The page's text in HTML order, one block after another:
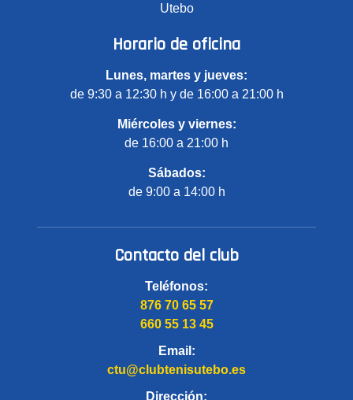
Utebo
Horario de oficina
Lunes, martes y jueves:
de 9:30 a 12:30 h y de 16:00 a 21:00 h
Miércoles y viernes:
de 16:00 a 21:00 h
Sábados:
de 9:00 a 14:00 h
Contacto del club
Teléfonos:
876 70 65 57
660 55 13 45
Email:
ctu@clubtenisutebo.es
Dirección: